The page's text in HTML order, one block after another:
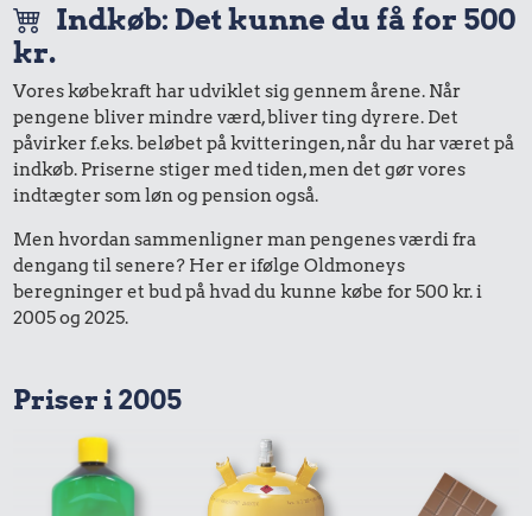
Indkøb: Det kunne du få for 500
kr.
Vores købekraft har udviklet sig gennem årene. Når
pengene bliver mindre værd, bliver ting dyrere. Det
påvirker f.eks. beløbet på kvitteringen, når du har været på
indkøb. Priserne stiger med tiden, men det gør vores
indtægter som løn og pension også.
Men hvordan sammenligner man pengenes værdi fra
dengang til senere? Her er ifølge Oldmoneys
beregninger et bud på hvad du kunne købe for 500 kr. i
2005 og 2025.
Priser i 2005